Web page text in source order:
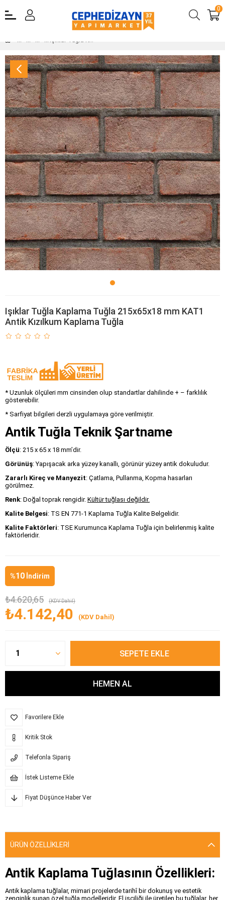
0
Işıklar Tuğla Kaplama Tuğla 215x65x18 mm KAT1 Antik Kızılkum Kaplama Tuğla
Işıklar Tuğla Kaplama Tuğla 215x65x18 mm KAT1
Antik Kızılkum Kaplama Tuğla
* Uzunluk ölçüleri mm cinsinden olup standartlar dahilinde + – farklılık
gösterebilir.
* Sarfiyat bilgileri derzli uygulamaya göre verilmiştir.
Antik Tuğla Teknik Şartname
Ölçü: 215 x 65 x 18 mm’dir.
Görünüş: Yapışacak arka yüzey kanallı, görünür yüzey antik dokuludur.
Zararlı Kireç ve Manyezit: Çatlama, Pullanma, Kopma hasarları
görülmez.
Renk: Doğal toprak rengidir. Kültür tuğlası değildir.
Kalite Belgesi: TS EN 771-1 Kaplama Tuğla Kalite Belgelidir.
Kalite Faktörleri: TSE Kurumunca Kaplama Tuğla için belirlenmiş kalite
faktörleridir.
%10 İndirim
₺4.620,65 (KDV Dahil)
₺4.142,40 (KDV Dahil)
Favorilere Ekle
Kritik Stok
Telefonla Sipariş
İstek Listeme Ekle
Fiyat Düşünce Haber Ver
ÜRÜN ÖZELLIKLERI
Antik Kaplama Tuğlasının Özellikleri:
Antik kaplama tuğlalar, mimari projelerde tarihî bir dokunuş ve estetik
zenginlik sunan özel tuğla modelleridir. El işçiliği ile üretilen bu tuğlalar, her